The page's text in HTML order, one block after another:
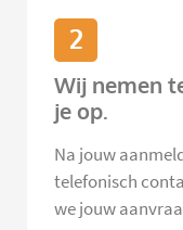
2
Wij nemen
je op.
Na jouw
telefonisch
we jouw